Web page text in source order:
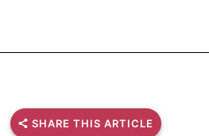
SHARE THIS ARTICLE